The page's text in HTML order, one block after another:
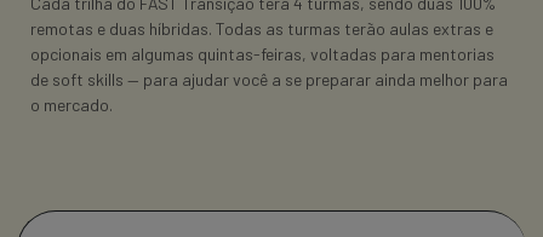
remotas e duas híbridas. Todas as turmas terão aulas extras e
opcionais em algumas quintas-feiras, voltadas para mentorias
de soft skills — para ajudar você a se preparar ainda melhor para
o mercado.